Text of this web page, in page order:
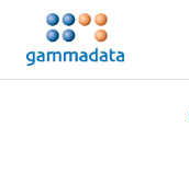
Hoppa
huvudinnehållt